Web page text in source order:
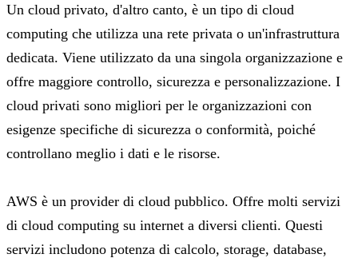
Un cloud privato, d'altro canto, è un tipo di cloud
computing che utilizza una rete privata o un'infrastruttura
dedicata. Viene utilizzato da una singola organizzazione e
offre maggiore controllo, sicurezza e personalizzazione. I
cloud privati sono migliori per le organizzazioni con
esigenze specifiche di sicurezza o conformità, poiché
controllano meglio i dati e le risorse.
AWS è un provider di cloud pubblico. Offre molti servizi
di cloud computing su internet a diversi clienti. Questi
servizi includono potenza di calcolo, storage, database,